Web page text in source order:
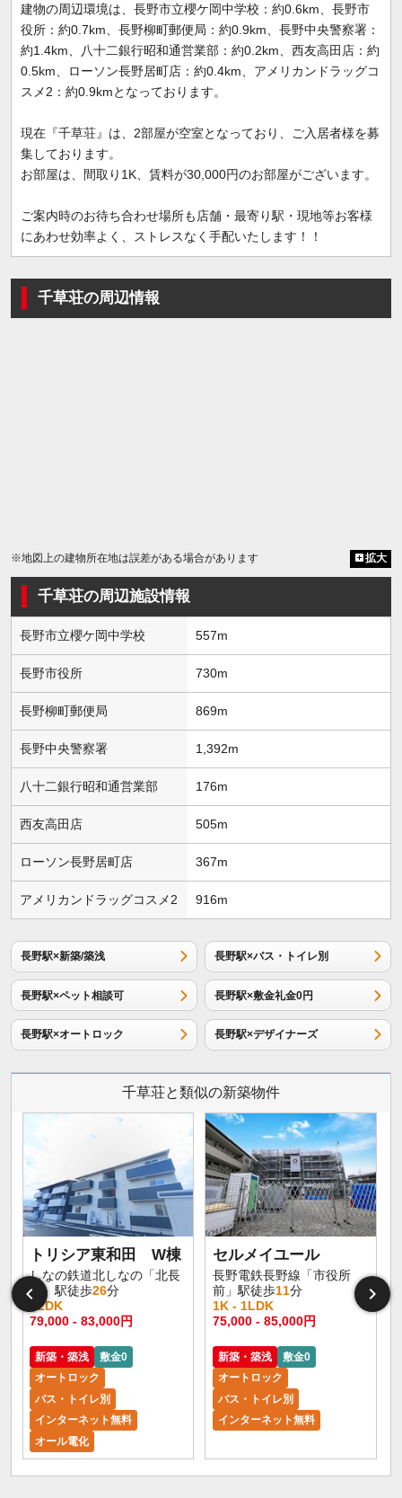
建物の周辺環境は、長野市立櫻ケ岡中学校：約0.6km、長野市
役所：約0.7km、長野柳町郵便局：約0.9km、長野中央警察署：
約1.4km、八十二銀行昭和通営業部：約0.2km、西友高田店：約
0.5km、ローソン長野居町店：約0.4km、アメリカンドラッグコ
スメ2：約0.9kmとなっております。
現在『千草荘』は、2部屋が空室となっており、ご入居者様を募
集しております。
お部屋は、間取り1K、賃料が30,000円のお部屋がございます。
ご案内時のお待ち合わせ場所も店舗・最寄り駅・現地等お客様
にあわせ効率よく、ストレスなく手配いたします！！
千草荘の周辺情報
※地図上の建物所在地は誤差がある場合があります 拡大
千草荘の周辺施設情報
長野市立櫻ケ岡中学校 557m
長野市役所 730m
長野柳町郵便局 869m
長野中央警察署 1,392m
八十二銀行昭和通営業部 176m
西友高田店 505m
ローソン長野居町店 367m
アメリカンドラッグコスメ2 916m
長野駅×新築/築浅 長野駅×バス・トイレ別
長野駅×ペット相談可 長野駅×敷金礼金0円
長野駅×オートロック 長野駅×デザイナーズ
千草荘と類似の新築物件
トリシア東和田 W棟
しなの鉄道北しなの「北長
野」駅徒歩26分
1LDK
79,000 - 83,000円
新築・築浅
敷金0
オートロック
バス・トイレ別
インターネット無料
オール電化
セルメイユール
長野電鉄長野線「市役所
前」駅徒歩11分
1K - 1LDK
75,000 - 85,000円
新築・築浅
敷金0
オートロック
バス・トイレ別
インターネット無料